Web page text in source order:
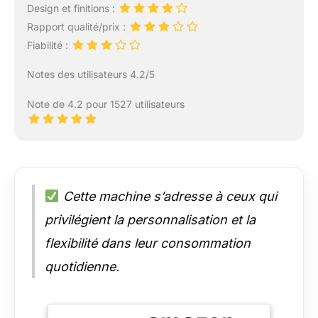
Design et finitions :
Rapport qualité/prix :
Fiabilité :
Notes des utilisateurs 4.2/5
Note de 4.2 pour 1527 utilisateurs
Cette machine s’adresse à ceux qui
privilégient la personnalisation et la
flexibilité dans leur consommation
quotidienne.